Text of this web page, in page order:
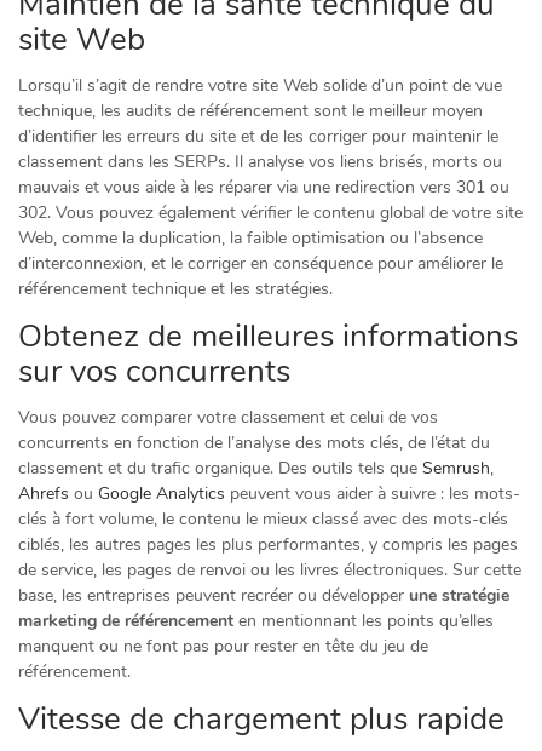
site Web
Lorsqu’il s’agit de rendre votre site Web solide d’un point de vue
technique, les audits de référencement sont le meilleur moyen
d’identifier les erreurs du site et de les corriger pour maintenir le
classement dans les SERPs. Il analyse vos liens brisés, morts ou
mauvais et vous aide à les réparer via une redirection vers 301 ou
302. Vous pouvez également vérifier le contenu global de votre site
Web, comme la duplication, la faible optimisation ou l’absence
d’interconnexion, et le corriger en conséquence pour améliorer le
référencement technique et les stratégies.
Obtenez de meilleures informations
sur vos concurrents
Vous pouvez comparer votre classement et celui de vos
concurrents en fonction de l’analyse des mots clés, de l’état du
classement et du trafic organique. Des outils tels que Semrush,
Ahrefs ou Google Analytics peuvent vous aider à suivre : les mots-
clés à fort volume, le contenu le mieux classé avec des mots-clés
ciblés, les autres pages les plus performantes, y compris les pages
de service, les pages de renvoi ou les livres électroniques. Sur cette
base, les entreprises peuvent recréer ou développer une stratégie
marketing de référencement en mentionnant les points qu’elles
manquent ou ne font pas pour rester en tête du jeu de
référencement.
Vitesse de chargement plus rapide